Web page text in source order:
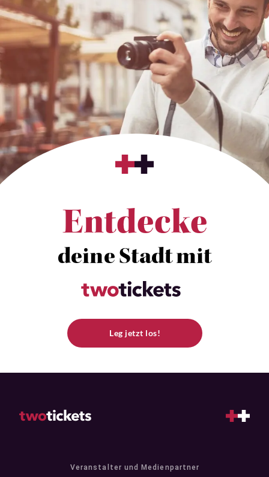
Entdecke
deine Stadt mit
Leg jetzt los!
Veranstalter und Medienpartner